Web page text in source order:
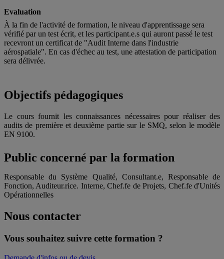
Evaluation
À la fin de l'activité de formation, le niveau d'apprentissage sera
vérifié par un test écrit, et les participant.e.s qui auront passé le test
recevront un certificat de "Audit Interne dans l'industrie
aérospatiale". En cas d'échec au test, une attestation de participation
sera délivrée.
Objectifs pédagogiques
Le cours fournit les connaissances nécessaires pour réaliser des
audits de première et deuxième partie sur le SMQ, selon le modèle
EN 9100.
Public concerné par la formation
Responsable du Système Qualité, Consultant.e, Responsable de
Fonction, Auditeur.rice. Interne, Chef.fe de Projets, Chef.fe d'Unités
Opérationnelles
Nous contacter
Vous souhaitez suivre cette formation ?